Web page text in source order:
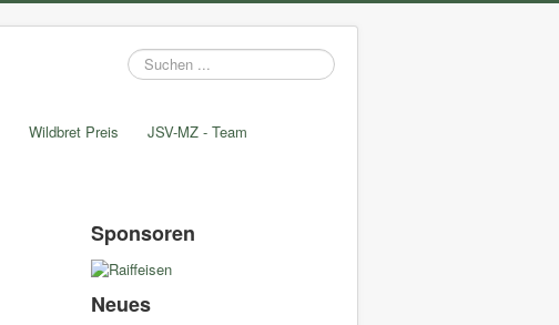
Suchen
...
Wildbret Preis
JSV-MZ - Team
Sponsoren
Neues